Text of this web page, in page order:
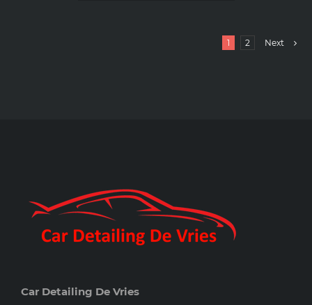
1 2 Next
Car Detailing De Vries